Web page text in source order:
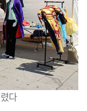
다